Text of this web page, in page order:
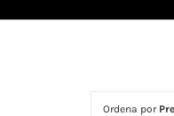
Ordena por